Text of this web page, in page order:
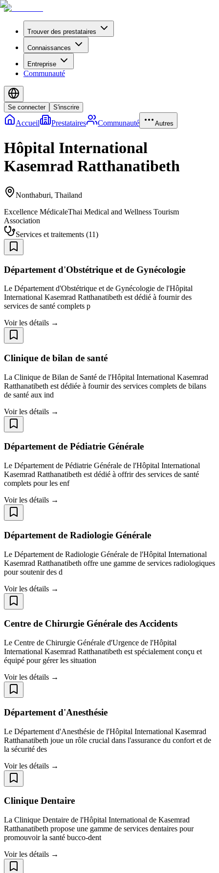
Trouver des prestataires
Connaissances
Entreprise
Communauté
Se connecter S'inscrire
Accueil Prestataires Communauté Autres
Hôpital International
Kasemrad Ratthanatibeth
Nonthaburi, Thailand
Excellence MédicaleThai Medical and Wellness Tourism
Association
Services et traitements (11)
Département d'Obstétrique et de Gynécologie
Le Département d'Obstétrique et de Gynécologie de l'Hôpital
International Kasemrad Ratthanatibeth est dédié à fournir des
services de santé complets p
Voir les détails →
Clinique de bilan de santé
La Clinique de Bilan de Santé de l'Hôpital International Kasemrad
Ratthanatibeth est dédiée à fournir des services complets de bilans
de santé aux ind
Voir les détails →
Département de Pédiatrie Générale
Le Département de Pédiatrie Générale de l'Hôpital International
Kasemrad Ratthanatibeth est dédié à offrir des services de santé
complets pour les enf
Voir les détails →
Département de Radiologie Générale
Le Département de Radiologie Générale de l'Hôpital International
Kasemrad Ratthanatibeth offre une gamme de services radiologiques
pour soutenir des d
Voir les détails →
Centre de Chirurgie Générale des Accidents
Le Centre de Chirurgie Générale d'Urgence de l'Hôpital
International Kasemrad Ratthanatibeth est spécialement conçu et
équipé pour gérer les situation
Voir les détails →
Département d'Anesthésie
Le Département d'Anesthésie de l'Hôpital International Kasemrad
Ratthanatibeth joue un rôle crucial dans l'assurance du confort et de
la sécurité des
Voir les détails →
Clinique Dentaire
La Clinique Dentaire de l'Hôpital International de Kasemrad
Ratthanatibeth propose une gamme de services dentaires pour
promouvoir la santé bucco-dent
Voir les détails →